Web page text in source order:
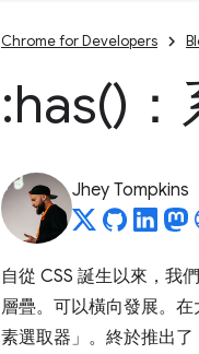
Chrome for Developers
:has()：
Jhey Tompkins
自從 CSS 誕生以來，我
層疊。可以橫向發展。
素選取器」。終於推出了